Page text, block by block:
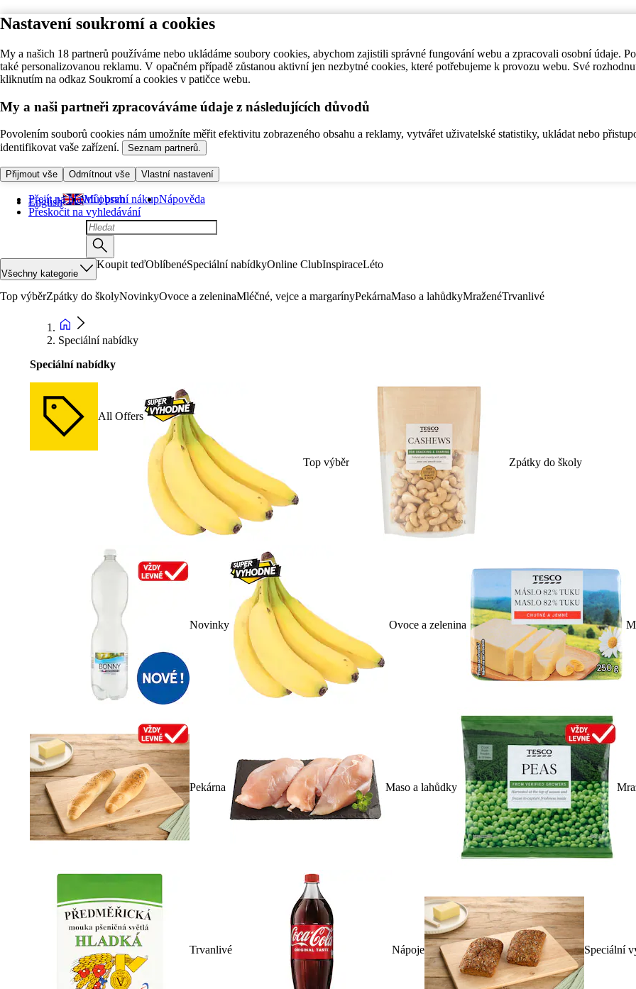
Nastavení soukromí a cookies
My a našich 18 partnerů používáme nebo ukládáme soubory cookies, abychom zajistili správné fungování webu a zpracovali osobní údaje.
také personalizovanou reklamu. V opačném případě zůstanou aktivní jen nezbytné cookies, které potřebujeme k provozu webu. Své
kliknutím na odkaz Soukromí a cookies v patičce webu.
My a naši partneři zpracováváme údaje z následujících důvodů
Povolením souborů cookies nám umožníte měřit efektivitu zobrazeného obsahu a reklamy, vytvářet uživatelské statistiky, ukládat nebo
identifikovat vaše zařízení.
Seznam partnerů.
Přijmout vše Odmítnout vše Vlastní nastavení
Přejít na hlavní obsah
Přeskočit na vyhledávání
English Můj první nákupNápověda
Všechny kategorie
Koupit teďOblíbenéSpeciální nabídkyOnline ClubInspiraceLéto
Top výběrZpátky do školyNovinkyOvoce a zeleninaMléčné, vejce a margarínyPekárnaMaso a lahůdkyMraženéTrvanlivé
Speciální nabídky
Speciální nabídky
All Offers
Top výběr Zpátky do školy
Novinky Ovoce a zelenina
Pekárna Maso a lahůdky
Trvanlivé Nápoje Speciální